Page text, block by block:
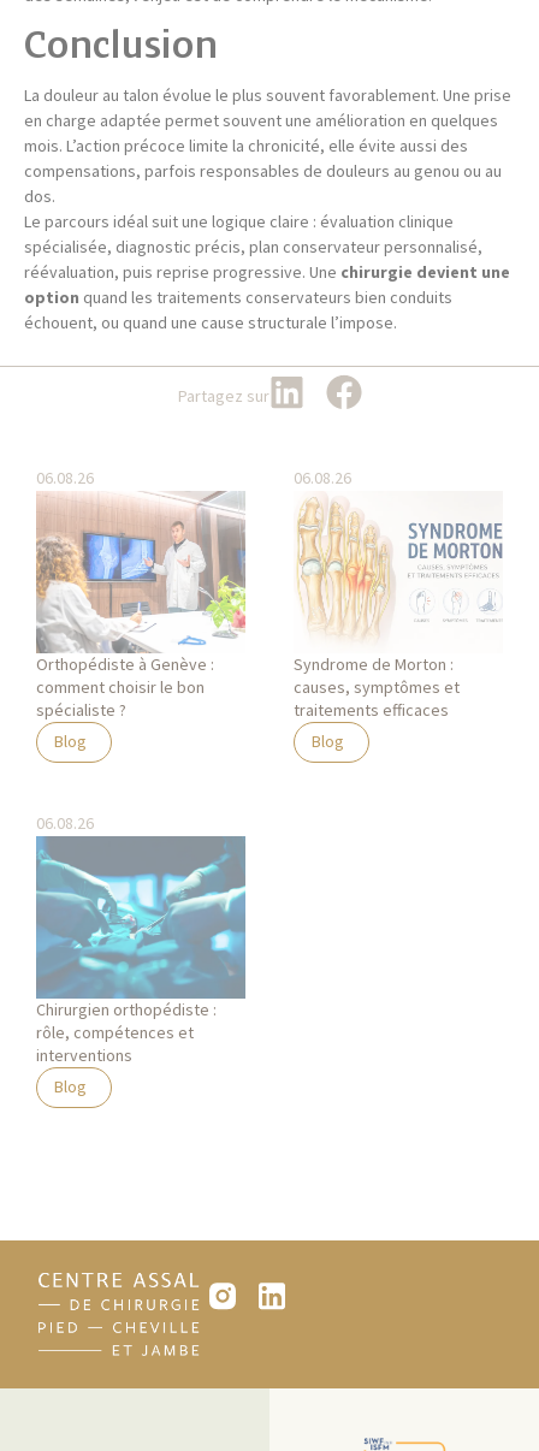
Conclusion
La douleur au talon évolue le plus souvent favorablement. Une prise
en charge adaptée permet souvent une amélioration en quelques
mois. L’action précoce limite la chronicité, elle évite aussi des
compensations, parfois responsables de douleurs au genou ou au
dos.
Le parcours idéal suit une logique claire : évaluation clinique
spécialisée, diagnostic précis, plan conservateur personnalisé,
réévaluation, puis reprise progressive. Une chirurgie devient une
option quand les traitements conservateurs bien conduits
échouent, ou quand une cause structurale l’impose.
Partagez sur
06.08.26
Orthopédiste à Genève :
comment choisir le bon
spécialiste ?
Blog
06.08.26
Syndrome de Morton :
causes, symptômes et
traitements efficaces
Blog
06.08.26
Chirurgien orthopédiste :
rôle, compétences et
interventions
Blog